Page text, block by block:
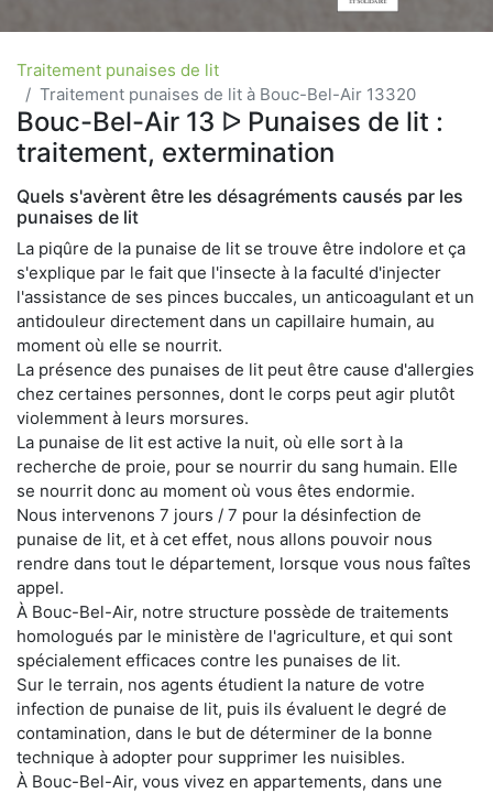
Traitement punaises de lit
Traitement punaises de lit à Bouc-Bel-Air 13320
Bouc-Bel-Air 13 ᐅ Punaises de lit :
traitement, extermination
Quels s'avèrent être les désagréments causés par les
punaises de lit
La piqûre de la punaise de lit se trouve être indolore et ça
s'explique par le fait que l'insecte à la faculté d'injecter
l'assistance de ses pinces buccales, un anticoagulant et un
antidouleur directement dans un capillaire humain, au
moment où elle se nourrit.
La présence des punaises de lit peut être cause d'allergies
chez certaines personnes, dont le corps peut agir plutôt
violemment à leurs morsures.
La punaise de lit est active la nuit, où elle sort à la
recherche de proie, pour se nourrir du sang humain. Elle
se nourrit donc au moment où vous êtes endormie.
Nous intervenons 7 jours / 7 pour la désinfection de
punaise de lit, et à cet effet, nous allons pouvoir nous
rendre dans tout le département, lorsque vous nous faîtes
appel.
À Bouc-Bel-Air, notre structure possède de traitements
homologués par le ministère de l'agriculture, et qui sont
spécialement efficaces contre les punaises de lit.
Sur le terrain, nos agents étudient la nature de votre
infection de punaise de lit, puis ils évaluent le degré de
contamination, dans le but de déterminer de la bonne
technique à adopter pour supprimer les nuisibles.
À Bouc-Bel-Air, vous vivez en appartements, dans une